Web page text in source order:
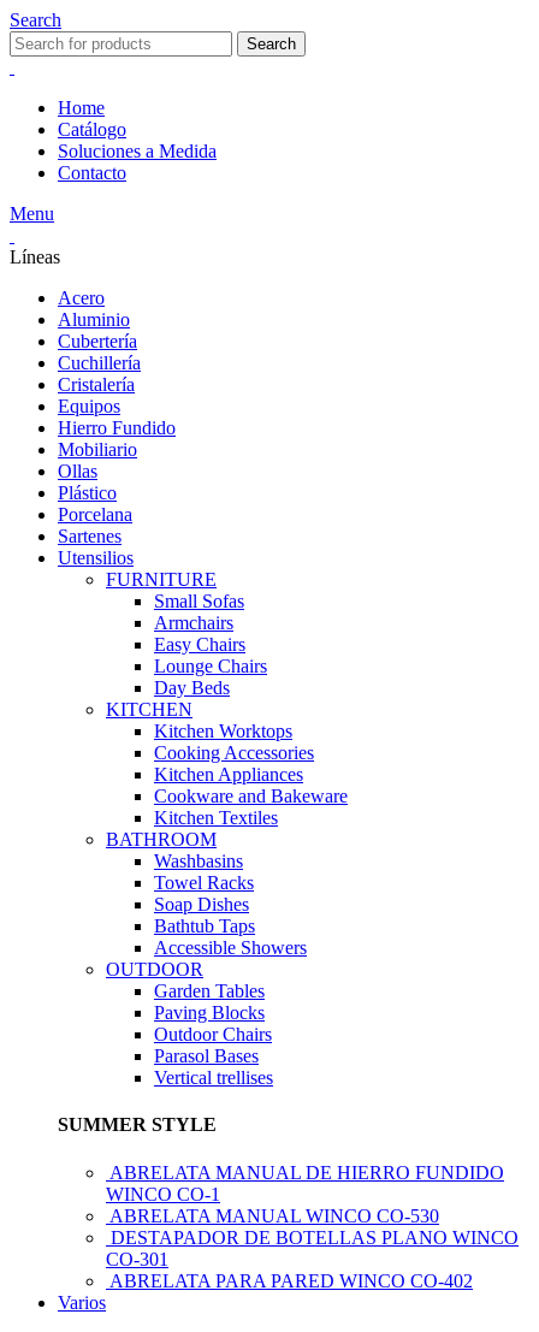
Search
Search
Home
Catálogo
Soluciones a Medida
Contacto
Menu
Líneas
Acero
Aluminio
Cubertería
Cuchillería
Cristalería
Equipos
Hierro Fundido
Mobiliario
Ollas
Plástico
Porcelana
Sartenes
Utensilios
FURNITURE
Small Sofas
Armchairs
Easy Chairs
Lounge Chairs
Day Beds
KITCHEN
Kitchen Worktops
Cooking Accessories
Kitchen Appliances
Cookware and Bakeware
Kitchen Textiles
BATHROOM
Washbasins
Towel Racks
Soap Dishes
Bathtub Taps
Accessible Showers
OUTDOOR
Garden Tables
Paving Blocks
Outdoor Chairs
Parasol Bases
Vertical trellises
SUMMER STYLE
ABRELATA MANUAL DE HIERRO FUNDIDO
WINCO CO-1
ABRELATA MANUAL WINCO CO-530
DESTAPADOR DE BOTELLAS PLANO WINCO
CO-301
ABRELATA PARA PARED WINCO CO-402
Varios